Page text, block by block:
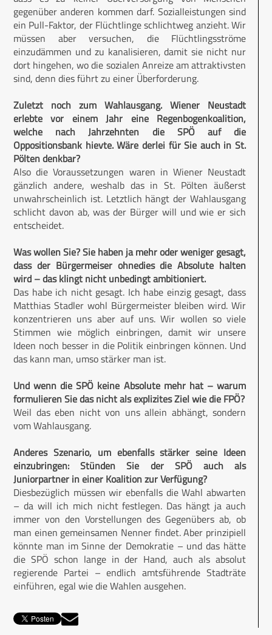
gegenüber anderen kommen darf. Sozialleistungen sind
ein Pull-Faktor, der Flüchtlinge schlichtweg anzieht. Wir
müssen aber versuchen, die Flüchtlingsströme
einzudämmen und zu kanalisieren, damit sie nicht nur
dort hingehen, wo die sozialen Anreize am attraktivsten
sind, denn dies führt zu einer Überforderung.
Zuletzt noch zum Wahlausgang. Wiener Neustadt
erlebte vor einem Jahr eine Regenbogenkoalition,
welche nach Jahrzehnten die SPÖ auf die
Oppositionsbank hievte. Wäre derlei für Sie auch in St.
Pölten denkbar?
Also die Voraussetzungen waren in Wiener Neustadt
gänzlich andere, weshalb das in St. Pölten äußerst
unwahrscheinlich ist. Letztlich hängt der Wahlausgang
schlicht davon ab, was der Bürger will und wie er sich
entscheidet.
Was wollen Sie? Sie haben ja mehr oder weniger gesagt,
dass der Bürgermeiser ohnedies die Absolute halten
wird – das klingt nicht unbedingt ambitioniert.
Das habe ich nicht gesagt. Ich habe einzig gesagt, dass
Matthias Stadler wohl Bürgermeister bleiben wird. Wir
konzentrieren uns aber auf uns. Wir wollen so viele
Stimmen wie möglich einbringen, damit wir unsere
Ideen noch besser in die Politik einbringen können. Und
das kann man, umso stärker man ist.
Und wenn die SPÖ keine Absolute mehr hat – warum
formulieren Sie das nicht als explizites Ziel wie die FPÖ?
Weil das eben nicht von uns allein abhängt, sondern
vom Wahlausgang.
Anderes Szenario, um ebenfalls stärker seine Ideen
einzubringen: Stünden Sie der SPÖ auch als
Juniorpartner in einer Koalition zur Verfügung?
Diesbezüglich müssen wir ebenfalls die Wahl abwarten
– da will ich mich nicht festlegen. Das hängt ja auch
immer von den Vorstellungen des Gegenübers ab, ob
man einen gemeinsamen Nenner findet. Aber prinzipiell
könnte man im Sinne der Demokratie – und das hätte
die SPÖ schon lange in der Hand, auch als absolut
regierende Partei – endlich amtsführende Stadträte
einführen, egal wie die Wahlen ausgehen.